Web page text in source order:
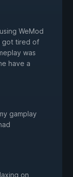
WeMod
got tired of
was
have a
gamplay
on